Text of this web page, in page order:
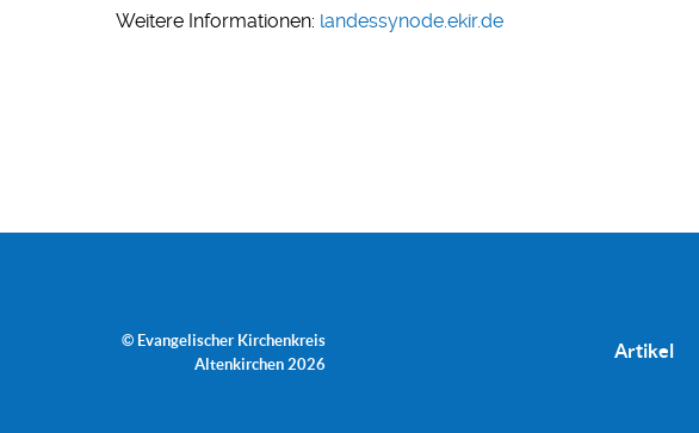
Weitere Informationen: landessynode.ekir.de
© Evangelischer Kirchenkreis
Altenkirchen 2026
Artikel